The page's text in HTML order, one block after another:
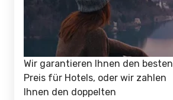
Wir garantieren Ihnen den besten
Preis für Hotels, oder wir zahlen
Ihnen den doppelten